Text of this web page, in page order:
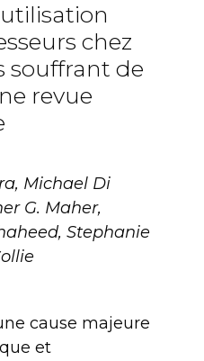
chez
souffrant de
revue
Michael Di
G. Maher,
Stephanie
cause majeure
et